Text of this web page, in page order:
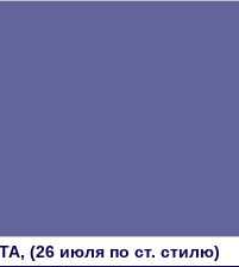
(26 июля по ст. стилю)